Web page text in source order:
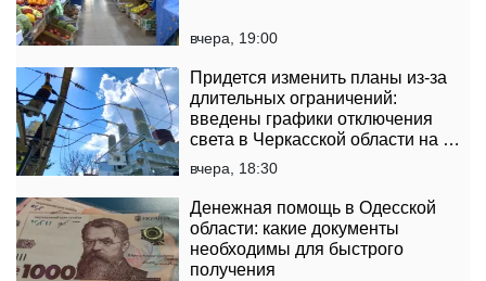
вчера, 19:00
Придется изменить планы из-за
длительных ограничений:
введены графики отключения
света в Черкасской области на 6
и 7 августа
вчера, 18:30
Денежная помощь в Одесской
области: какие документы
необходимы для быстрого
получения